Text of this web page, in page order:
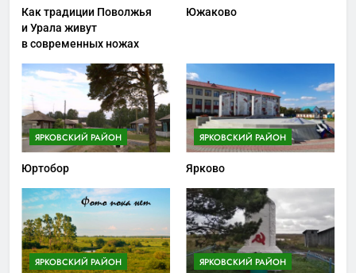
Как традиции Поволжья
и Урала живут
в современных ножах
Южаково
ЯРКОВСКИЙ РАЙОН
Юртобор
ЯРКОВСКИЙ РАЙОН
Ярково
ЯРКОВСКИЙ РАЙОН ЯРКОВСКИЙ РАЙОН